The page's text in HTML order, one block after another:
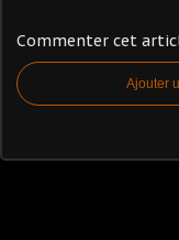
Commenter cet
Ajouter